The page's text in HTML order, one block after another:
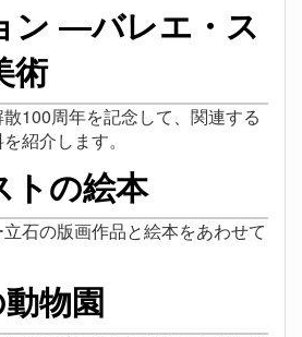
ン ―バレエ・ス
術
100周年を記念して、関連する
紹介します。
トの絵本
石の版画作品と絵本をあわせて
物園